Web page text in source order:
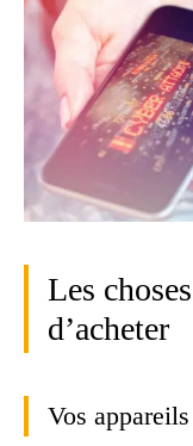
Les
d’acheter
Vos appareils